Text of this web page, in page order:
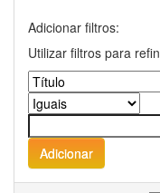
Adicionar filtros:
Utilizar filtros para